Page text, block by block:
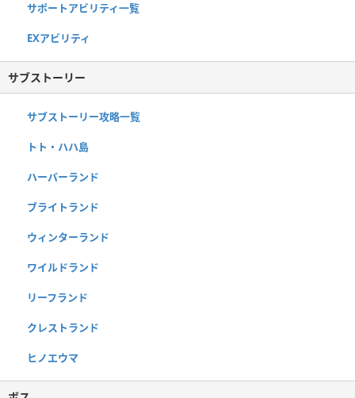
サポートアビリティ一覧
EXアビリティ
サブストーリー
サブストーリー攻略一覧
トト・ハハ島
ハーバーランド
ブライトランド
ウィンターランド
ワイルドランド
リーフランド
クレストランド
ヒノエウマ